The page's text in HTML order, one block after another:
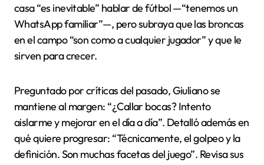
casa “es inevitable” hablar de fútbol —“tenemos un
WhatsApp familiar”—, pero subraya que las broncas
en el campo “son como a cualquier jugador” y que le
sirven para crecer.
Preguntado por críticas del pasado, Giuliano se
mantiene al margen: “¿Callar bocas? Intento
aislarme y mejorar en el día a día”. Detalló además en
qué quiere progresar: “Técnicamente, el golpeo y la
definición. Son muchas facetas del juego”. Revisa sus